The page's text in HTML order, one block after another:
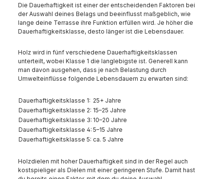
Die Dauerhaftigkeit ist einer der entscheidenden Faktoren bei
der Auswahl deines Belags und beeinflusst maßgeblich, wie
lange deine Terrasse ihre Funktion erfüllen wird. Je höher die
Dauerhaftigkeitsklasse, desto länger ist die Lebensdauer.
Holz wird in fünf verschiedene Dauerhaftigkeitsklassen
unterteilt, wobei Klasse 1 die langlebigste ist. Generell kann
man davon ausgehen, dass je nach Belastung durch
Umwelteinflüsse folgende Lebensdauern zu erwarten sind:
Dauerhaftigkeitsklasse 1: 25+ Jahre
Dauerhaftigkeitsklasse 2: 15–25 Jahre
Dauerhaftigkeitsklasse 3: 10–20 Jahre
Dauerhaftigkeitsklasse 4: 5–15 Jahre
Dauerhaftigkeitsklasse 5: ca. 5 Jahre
Holzdielen mit hoher Dauerhaftigkeit sind in der Regel auch
kostspieliger als Dielen mit einer geringeren Stufe. Damit hast